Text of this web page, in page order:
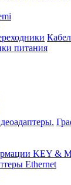
питания
Ethernet